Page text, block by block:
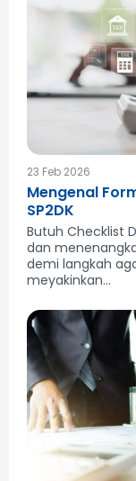
23 Feb 2026
Mengenal
SP2DK
Butuh Checklist
dan
demi langkah
meyakinkan...